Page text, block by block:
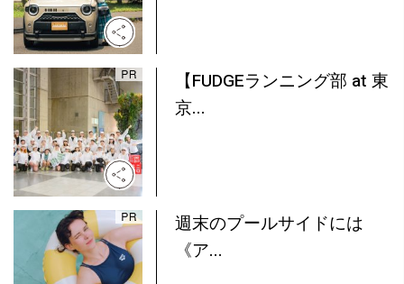
【FUDGEランニング部 at 東
京...
週末のプールサイドには
《ア...